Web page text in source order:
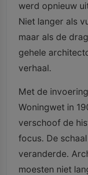
werd opnieuw
Niet langer als
maar als de
gehele
verhaal.
Met de
Woningwet in
verschoof de
focus. De schaal
veranderde.
moesten niet